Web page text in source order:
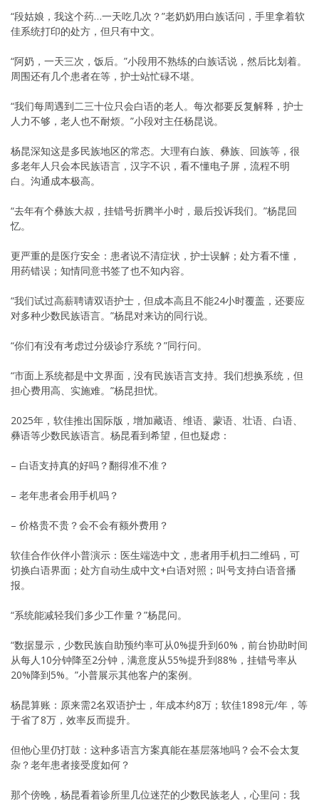
“段姑娘，我这个药…一天吃几次？”老奶奶用白族话问，手里拿着软
佳系统打印的处方，但只有中文。
“阿奶，一天三次，饭后。”小段用不熟练的白族话说，然后比划着。
周围还有几个患者在等，护士站忙碌不堪。
“我们每周遇到二三十位只会白语的老人。每次都要反复解释，护士
人力不够，老人也不耐烦。”小段对主任杨昆说。
杨昆深知这是多民族地区的常态。大理有白族、彝族、回族等，很
多老年人只会本民族语言，汉字不识，看不懂电子屏，流程不明
白。沟通成本极高。
“去年有个彝族大叔，挂错号折腾半小时，最后投诉我们。”杨昆回
忆。
更严重的是医疗安全：患者说不清症状，护士误解；处方看不懂，
用药错误；知情同意书签了也不知内容。
“我们试过高薪聘请双语护士，但成本高且不能24小时覆盖，还要应
对多种少数民族语言。”杨昆对来访的同行说。
“你们有没有考虑过分级诊疗系统？”同行问。
“市面上系统都是中文界面，没有民族语言支持。我们想换系统，但
担心费用高、实施难。”杨昆担忧。
2025年，软佳推出国际版，增加藏语、维语、蒙语、壮语、白语、
彝语等少数民族语言。杨昆看到希望，但也疑虑：
– 白语支持真的好吗？翻得准不准？
– 老年患者会用手机吗？
– 价格贵不贵？会不会有额外费用？
软佳合作伙伴小普演示：医生端选中文，患者用手机扫二维码，可
切换白语界面；处方自动生成中文+白语对照；叫号支持白语音播
报。
“系统能减轻我们多少工作量？”杨昆问。
“数据显示，少数民族自助预约率可从0%提升到60%，前台协助时间
从每人10分钟降至2分钟，满意度从55%提升到88%，挂错号率从
20%降到5%。”小普展示其他客户的案例。
杨昆算账：原来需2名双语护士，年成本约8万；软佳1898元/年，等
于省了8万，效率反而提升。
但他心里仍打鼓：这种多语言方案真能在基层落地吗？会不会太复
杂？老年患者接受度如何？
那个傍晚，杨昆看着诊所里几位迷茫的少数民族老人，心里问：我